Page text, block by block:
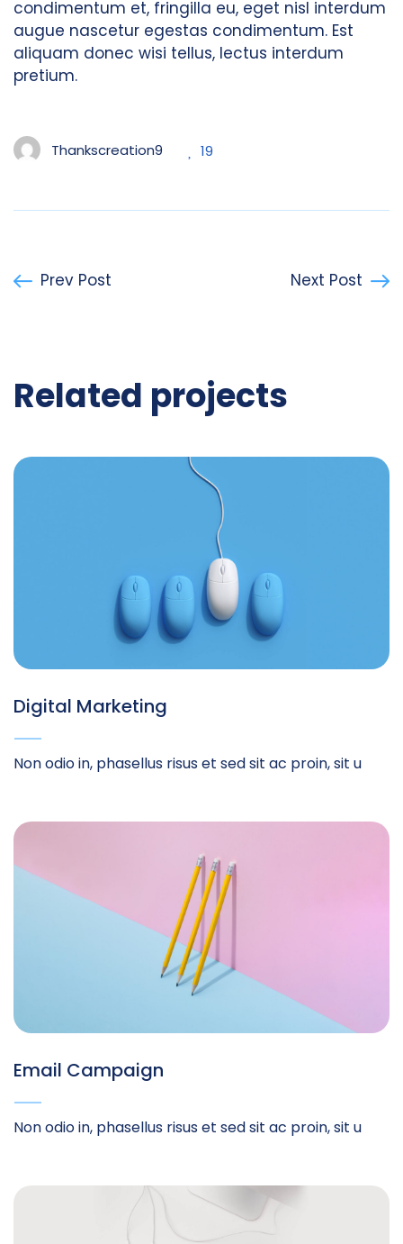
condimentum et, fringilla eu, eget nisl interdum
augue nascetur egestas condimentum. Est
aliquam donec wisi tellus, lectus interdum
pretium.
Thankscreation9 19
Prev Post Next Post
Related projects
Digital Marketing
Non odio in, phasellus risus et sed sit ac proin, sit u
Email Campaign
Non odio in, phasellus risus et sed sit ac proin, sit u